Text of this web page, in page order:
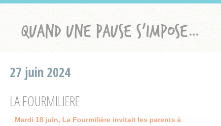
QUAND UNE PAUSE S’IMPOSE…
27 juin 2024
LA FOURMILIERE
Mardi 18 juin, La Fourmilière invitait les parents à